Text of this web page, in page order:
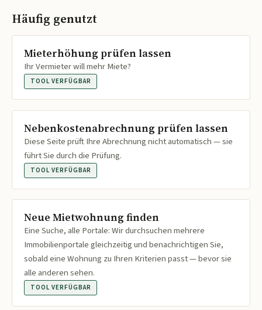
Häufig genutzt
Mieterhöhung prüfen lassen
Ihr Vermieter will mehr Miete?
TOOL VERFÜGBAR
Nebenkostenabrechnung prüfen lassen
Diese Seite prüft Ihre Abrechnung nicht automatisch — sie
führt Sie durch die Prüfung.
TOOL VERFÜGBAR
Neue Mietwohnung finden
Eine Suche, alle Portale: Wir durchsuchen mehrere
Immobilienportale gleichzeitig und benachrichtigen Sie,
sobald eine Wohnung zu Ihren Kriterien passt — bevor sie
alle anderen sehen.
TOOL VERFÜGBAR